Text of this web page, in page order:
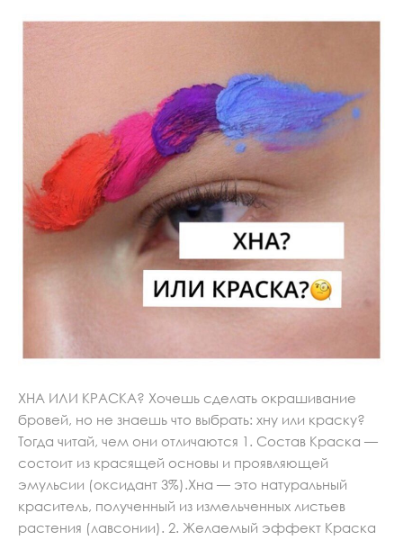
ХНА ИЛИ КРАСКА? Хочешь сделать окрашивание
бровей, но не знаешь что выбрать: хну или краску?
Тогда читай, чем они отличаются 1. Состав Краска —
состоит из красящей основы и проявляющей
эмульсии (оксидант 3%).Хна — это натуральный
краситель, полученный из измельченных листьев
растения (лавсонии). 2. Желаемый эффект Краска